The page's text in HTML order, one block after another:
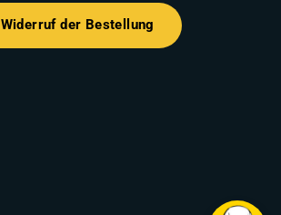
Widerruf der Bestellung